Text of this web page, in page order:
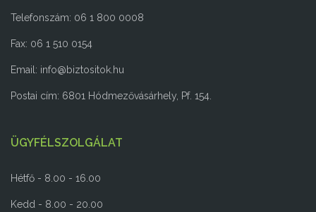
Telefonszám: 06 1 800 0008
Fax: 06 1 510 0154
Email: info@biztositok.hu
Postai cím: 6801 Hódmezővásárhely, Pf. 154.
ÜGYFÉLSZOLGÁLAT
Hétfő - 8.00 - 16.00
Kedd - 8.00 - 20.00